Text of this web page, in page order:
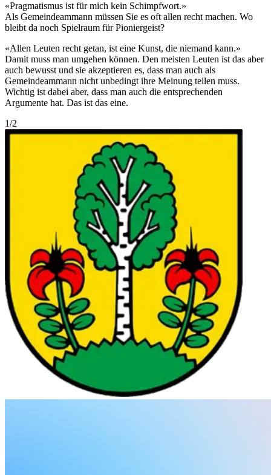
«Pragmatismus ist für mich kein Schimpfwort.»
Als Gemeindeammann müssen Sie es oft allen recht machen. Wo
bleibt da noch Spielraum für Pioniergeist?
«Allen Leuten recht getan, ist eine Kunst, die niemand kann.»
Damit muss man umgehen können. Den meisten Leuten ist das aber
auch bewusst und sie akzeptieren es, dass man auch als
Gemeindeammann nicht unbedingt ihre Meinung teilen muss.
Wichtig ist dabei aber, dass man auch die entsprechenden
Argumente hat. Das ist das eine.
1/2